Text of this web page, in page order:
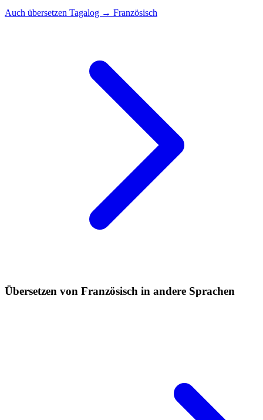
Auch übersetzen Tagalog → Französisch
Übersetzen von Französisch in andere Sprachen